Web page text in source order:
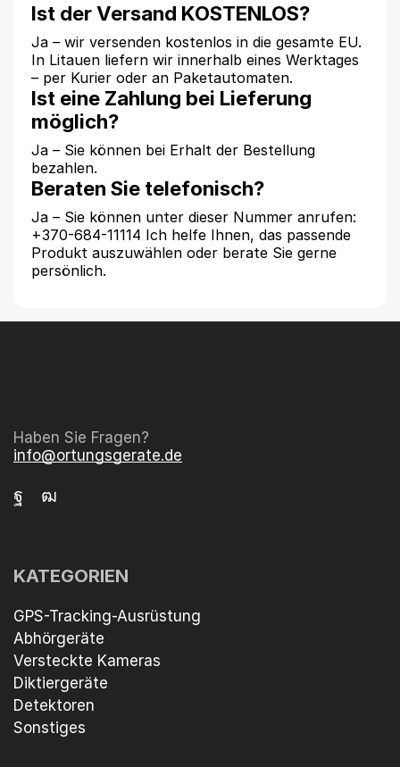
Ist der Versand KOSTENLOS?
Ja – wir versenden kostenlos in die gesamte EU.
In Litauen liefern wir innerhalb eines Werktages
– per Kurier oder an Paketautomaten.
Ist eine Zahlung bei Lieferung
möglich?
Ja – Sie können bei Erhalt der Bestellung
bezahlen.
Beraten Sie telefonisch?
Ja – Sie können unter dieser Nummer anrufen:
+370-684-11114 Ich helfe Ihnen, das passende
Produkt auszuwählen oder berate Sie gerne
persönlich.
Haben Sie Fragen?
info@ortungsgerate.de
KATEGORIEN
GPS-Tracking-Ausrüstung
Abhörgeräte
Versteckte Kameras
Diktiergeräte
Detektoren
Sonstiges